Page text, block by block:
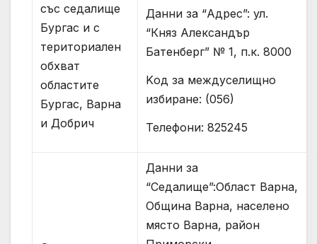
със седалище
Бургас и с
териториален
обхват
областите
Бургас, Варна
и Добрич
Данни за “Адрес”: ул.
“Княз Александър
Батенберг” № 1, п.к. 8000
Kод за междуселищно
избиране: (056)
Телефони: 825245
Данни за
“Седалище”:Област Варна,
Община Варна, населено
място Варна, район